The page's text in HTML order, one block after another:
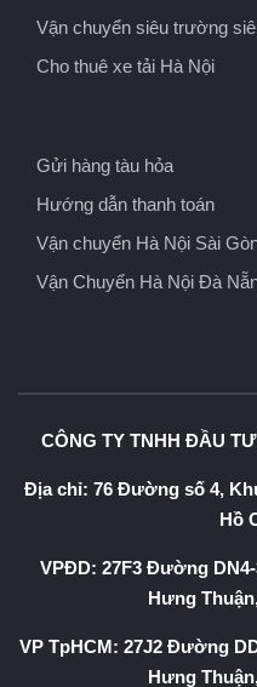
Vận chuyển siêu trường
Cho thuê xe tải Hà Nội
Gửi hàng tàu hỏa
Hướng dẫn thanh toán
Vận chuyển Hà Nội Sài
Vận Chuyển Hà Nội Đà
CÔNG TY TNHH ĐẦU
Địa chỉ: 76 Đường số 4,
Hồ
VPĐD: 27F3 Đường
Hưng
VP TpHCM: 27J2 Đường
Hưng